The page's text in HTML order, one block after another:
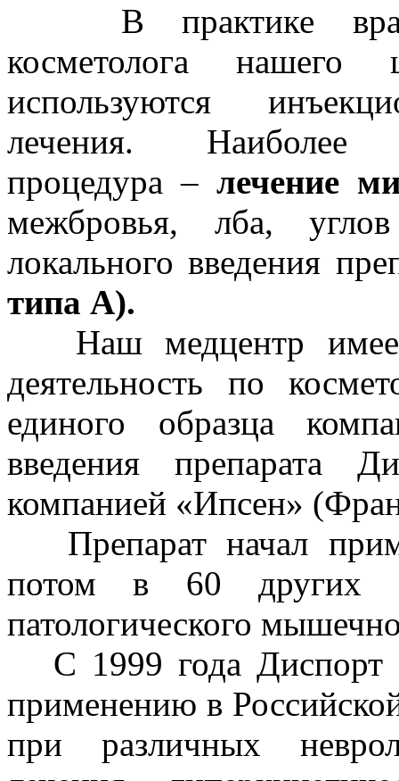
В практике врача
косметолога нашего
используются
лечения. Наиболее
процедура – лечение
межбровья, лба,
локального введения
типа А).
Наш медцентр
деятельность по
единого образца
введения препарата
компанией «Ипсен»
Препарат начал
потом в 60 других
патологического
С 1999 года Диспорт
применению в
при различных